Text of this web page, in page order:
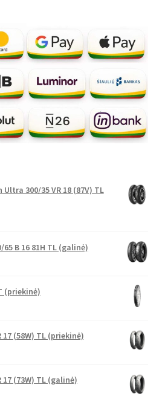
300/35 VR 18 (87V) TL
B 16 81H TL (galinė)
(priekinė)
17 (58W) TL (priekinė)
17 (73W) TL (galinė)